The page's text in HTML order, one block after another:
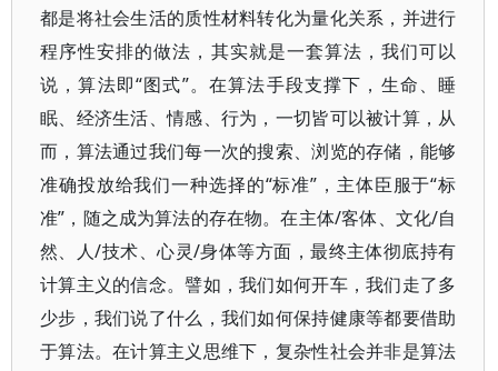
都是将社会生活的质性材料转化为量化关系，并进行
程序性安排的做法，其实就是一套算法，我们可以
说，算法即“图式”。在算法手段支撑下，生命、睡
眠、经济生活、情感、行为，一切皆可以被计算，从
而，算法通过我们每一次的搜索、浏览的存储，能够
准确投放给我们一种选择的“标准”，主体臣服于“标
准”，随之成为算法的存在物。在主体/客体、文化/自
然、人/技术、心灵/身体等方面，最终主体彻底持有
计算主义的信念。譬如，我们如何开车，我们走了多
少步，我们说了什么，我们如何保持健康等都要借助
于算法。在计算主义思维下，复杂性社会并非是算法